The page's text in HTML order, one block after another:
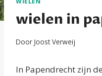
wielen in
Door Joost Verweij
In Papendrecht zijn